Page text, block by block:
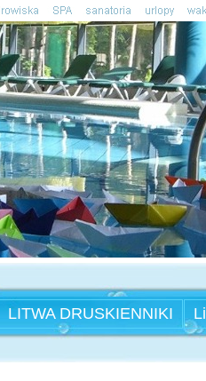
LITWA DRUSKIENNIKI